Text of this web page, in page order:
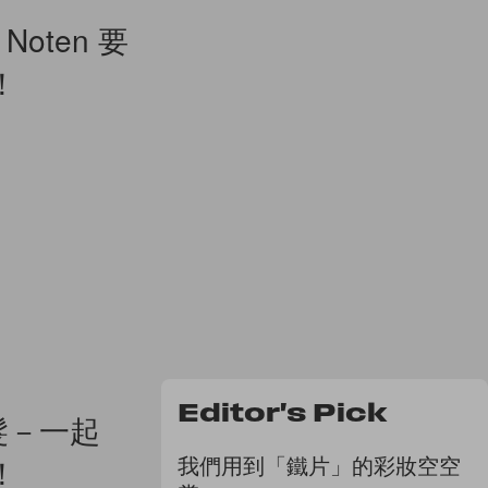
要
一起
Editor's Pick
我們用到「鐵片」的彩妝空空